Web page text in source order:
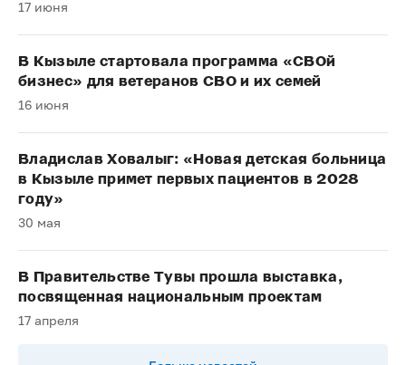
17 июня
В Кызыле стартовала программа «СВОй
бизнес» для ветеранов СВО и их семей
16 июня
Владислав Ховалыг: «Новая детская больница
в Кызыле примет первых пациентов в 2028
году»
30 мая
В Правительстве Тувы прошла выставка,
посвященная национальным проектам
17 апреля